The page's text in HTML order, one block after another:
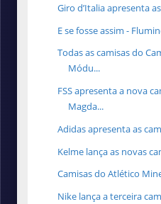
Giro d’Italia apresenta
E se fosse assim -
Todas as camisas do
Módu...
FSS apresenta a nova
Magda...
Adidas apresenta as
Kelme lança as novas
Camisas do Atlético
Nike lança a terceira